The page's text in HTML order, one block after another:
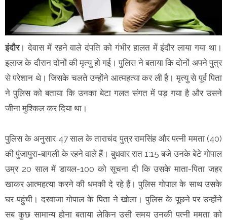
इंदौर। देवास में रहने वाले दंपति को गंभीर हालत में इंदौर लाया गया था।
इलाज के दौरान दोनों की मृत्यु हो गई। पुलिस ने बताया कि दोनों अपने पुत्र
से परेशान थे। जिसके चलते उन्होंने आत्महत्या कर ली है। मृत्यु से पूर्व पिता
ने पुलिस को बताया कि उनका बेटा गलत संगत में पड़ गया है और उसने
जीना मुश्किल कर दिया था।
पुलिस के अनुसार 47 साल के ताराचंद पुत्र रामसिंह और पत्नी ममता (40)
की पुंजापुरा-बागली के रहने वाले हैं। बुधवार रात 1:15 बजे उनके बेटे गोपाल
उम्र 20 साल में डायल-100 को सूचना दी कि उसके माता-पिता जहर
खाकर आत्महत्या करने की धमकी दे रहे हैं। पुलिस गोपाल के साथ उसके
घर पहुंची। दरवाजा गोपाल के पिता ने खोला। पुलिस के पूछने पर उन्होंने
सब कुछ सामान्य होना बताया लेकिन उसी समय उनकी पत्नी ममता को